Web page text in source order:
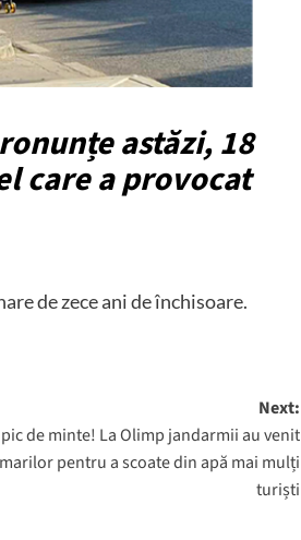
astăzi, 18
care a provocat
de zece ani de închisoare.
Next:
pic de minte! La Olimp jandarmii au venit
pentru a scoate din apă mai mulți
turiști